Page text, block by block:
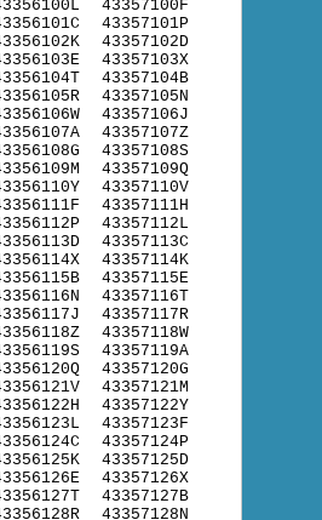
43357100F
43357101P
43357102D
43357103X
43357104B
43357105N
43357106J
43357107Z
43357108S
43357109Q
43357110V
43357111H
43357112L
43357113C
43357114K
43357115E
43357116T
43357117R
43357118W
43357119A
43357120G
43357121M
43357122Y
43357123F
43357124P
43357125D
43357126X
43357127B
43357128N